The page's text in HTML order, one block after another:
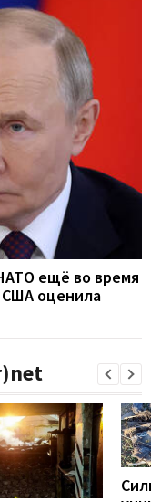
ещё во время
США оценила